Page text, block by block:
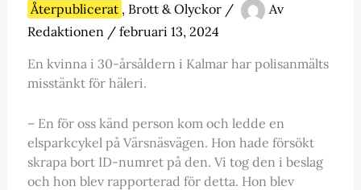
Återpublicerat , Brott & Olyckor/
Av
Redaktionen / februari 13, 2024
En kvinna i 30-årsåldern i Kalmar har polisanmälts
misstänkt för häleri.
– En för oss känd person kom och ledde en
elsparkcykel på Värsnäsvägen. Hon hade försökt
skrapa bort ID-numret på den. Vi tog den i beslag
och hon blev rapporterad för detta. Hon blev